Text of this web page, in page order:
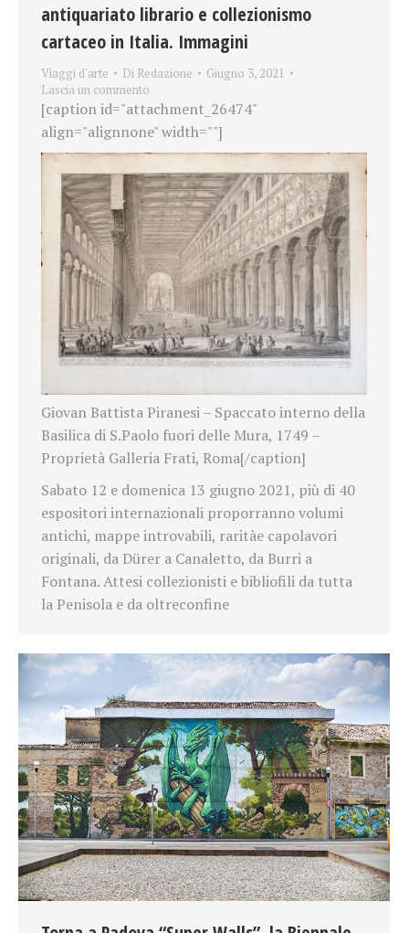
antiquariato librario e collezionismo
cartaceo in Italia. Immagini
Viaggi d'arte Di Redazione
Giugno 3, 2021
Lascia un commento
[caption id="attachment_26474"
align="alignnone" width=""]
Giovan Battista Piranesi – Spaccato interno della
Basilica di S.Paolo fuori delle Mura, 1749 –
Proprietà Galleria Frati, Roma[/caption]
Sabato 12 e domenica 13 giugno 2021, più di 40
espositori internazionali proporranno volumi
antichi, mappe introvabili, raritàe capolavori
originali, da Dürer a Canaletto, da Burri a
Fontana. Attesi collezionisti e bibliofili da tutta
la Penisola e da oltreconfine